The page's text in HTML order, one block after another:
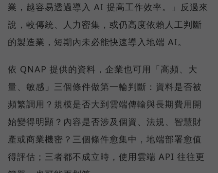
業，越容易透過導入 AI 提高工作效率。」反過來
說，較傳統、人力密集，或仍高度依賴人工判斷
的製造業，短期內未必能快速導入地端 AI。
依 QNAP 提供的資料，企業也可用「高頻、大
量、敏感」三個條件做第一輪判斷：資料是否被
頻繁調用？規模是否大到雲端傳輸與長期費用開
始變得明顯？內容是否涉及個資、法規、智慧財
產或商業機密？三個條件愈集中，地端部署愈值
得評估；三者都不成立時，使用雲端 API 往往更